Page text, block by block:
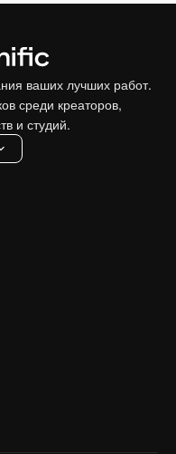
ваших лучших работ.
среди креаторов,
и студий.